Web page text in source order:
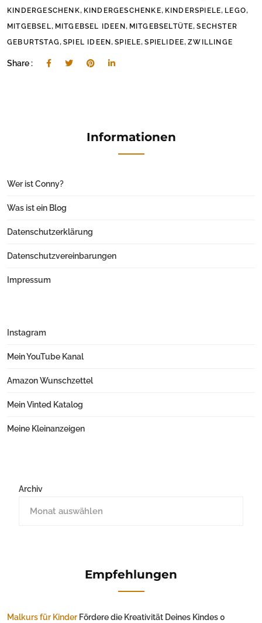
KINDERGESCHENK, KINDERGESCHENKE, KINDERSPIELE, LEGO,
MITGEBSEL, MITGEBSEL IDEEN , MITGEBSELTÜTE,SECHSTER
GEBURTSTAG, SPIEL IDEEN,SPIELE,SPIELIDEE,ZWILLINGE
Share :
Informationen
Wer ist Conny?
Was ist ein Blog
Datenschutzerklärung
Datenschutzvereinbarungen
Impressum
Instagram
Mein YouTube Kanal
Amazon Wunschzettel
Mein Vinted Katalog
Meine Kleinanzeigen
Archiv
Empfehlungen
Malkurs für Kinder Fördere die Kreativität Deines Kindes 0